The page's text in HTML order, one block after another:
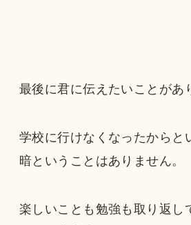
最後に君に伝えたいことがあ
学校に行けなくなったからと
暗ということはありません。
楽しいことも勉強も取り返し